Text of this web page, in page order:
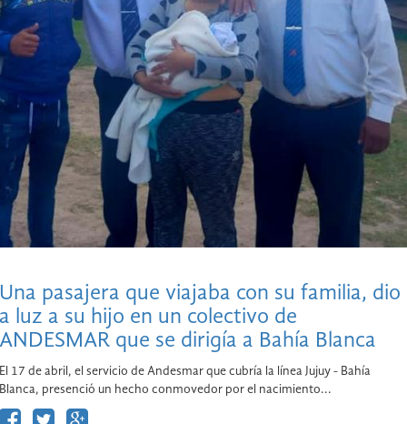
Una pasajera que viajaba con su familia, dio
a luz a su hijo en un colectivo de
ANDESMAR que se dirigía a Bahía Blanca
El 17 de abril, el servicio de Andesmar que cubría la línea Jujuy - Bahía
Blanca, presenció un hecho conmovedor por el nacimiento...